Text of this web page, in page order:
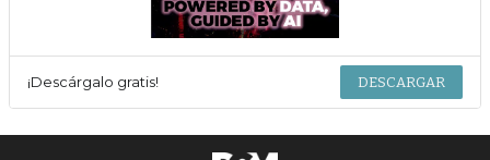
¡Descárgalo gratis! DESCARGAR